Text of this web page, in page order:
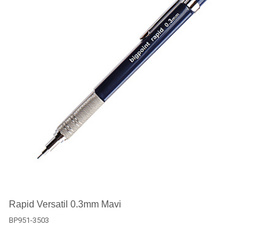
Rapid Versatil 0.3mm Mavi
BP951-3503